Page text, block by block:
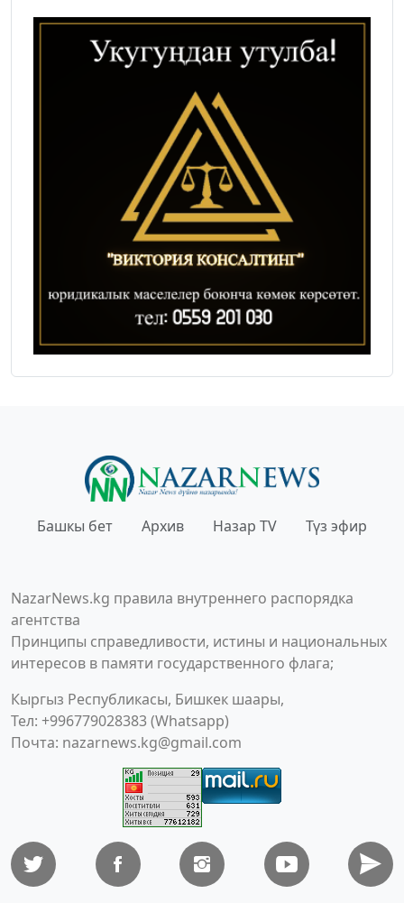
Башкы бет Архив Назар TV Түз эфир
NazarNews.kg правила внутреннего распорядка
агентства
Принципы справедливости, истины и национальных
интересов в памяти государственного флага;
Кыргыз Республикасы, Бишкек шаары,
Тел: +996779028383 (Whatsapp)
Почта: nazarnews.kg@gmail.com